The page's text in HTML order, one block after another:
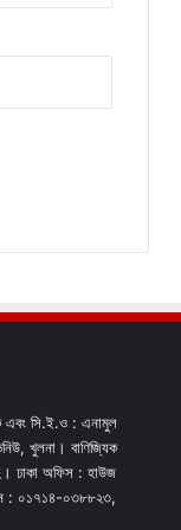
এবং সি.ই.ও : এনামুল
খুলনা। বাণিজ্যিক
ঢাকা অফিস : হাউজ
: ০১৭১৪-০৩৮৮২৩,